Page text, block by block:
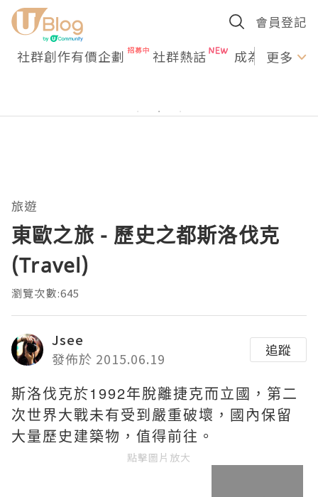
會員登記
社群創作有價企劃 社群熱話 成為U更多
旅遊
東歐之旅 - 歷史之都斯洛伐克
(Travel)
瀏覽次數:645
Jsee
發佈於 2015.06.19
追蹤
斯洛伐克於1992年脫離捷克而立國，第二
次世界大戰未有受到嚴重破壞，國內保留
大量歷史建築物，值得前往。
點擊圖片放大